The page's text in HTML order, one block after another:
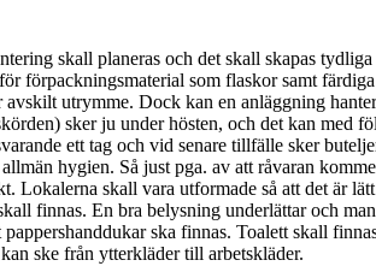
skall planeras och det skall skapas
förpackningsmaterial som flaskor samt
avskilt utrymme. Dock kan en anläggning
sker ju under hösten, och det kan med
ett tag och vid senare tillfälle sker
hygien. Så just pga. av att råvaran
Lokalerna skall vara utformade så att det är
finnas. En bra belysning underlättar och
ska finnas. Toalett skall
ske från ytterkläder till arbetskläder.